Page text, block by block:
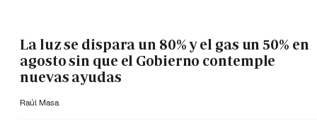
La luz se dispara un 80% y el gas un 50% en
agosto sin que el Gobierno contemple
nuevas ayudas
Raúl Masa